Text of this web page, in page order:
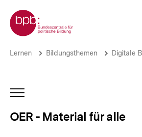
zum
Seiteninhalt
springen
Zur Startseite der bpb
Im
sich
Potenziale
Risiken
Brotkrümelnavigation
Pfadnavigation
Lernen Bildungsthemen Digitale
INHALTSNAVIGATION
OER - Material für alle